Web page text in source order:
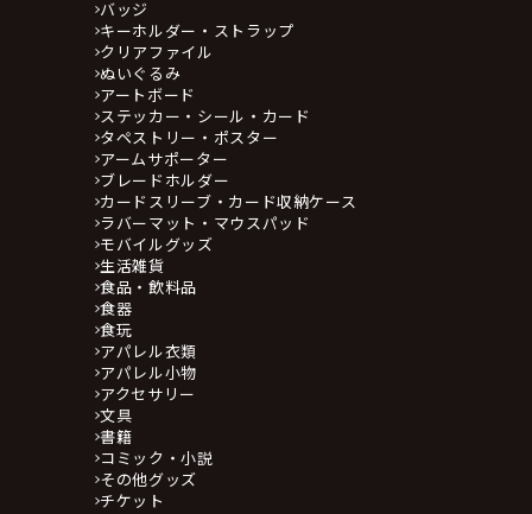
バッジ
キーホルダー・ストラップ
クリアファイル
ぬいぐるみ
アートボード
ステッカー・シール・カード
タペストリー・ポスター
アームサポーター
ブレードホルダー
カードスリーブ・カード収納ケース
ラバーマット・マウスパッド
モバイルグッズ
生活雑貨
食品・飲料品
食器
食玩
アパレル衣類
アパレル小物
アクセサリー
文具
書籍
コミック・小説
その他グッズ
チケット